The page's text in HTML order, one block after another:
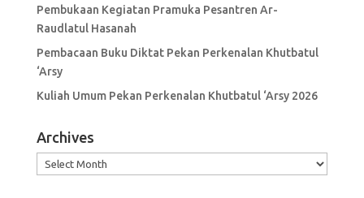
Pembukaan Kegiatan Pramuka Pesantren Ar-
Raudlatul Hasanah
Pembacaan Buku Diktat Pekan Perkenalan Khutbatul
‘Arsy
Kuliah Umum Pekan Perkenalan Khutbatul ‘Arsy 2026
Archives
Archives